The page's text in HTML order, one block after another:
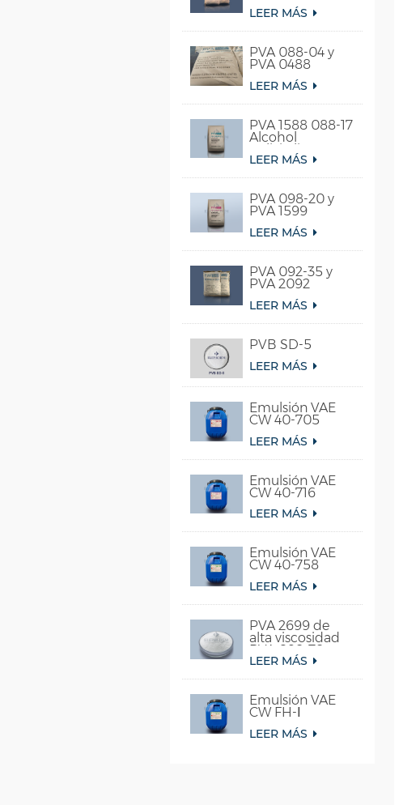
LEER MÁS
PVA 088-04 y
PVA 0488
LEER MÁS
PVA 1588 088-17
Alcohol
polivinílico
soluble en agua
LEER MÁS
PVA 098-20 y
PVA 1599
LEER MÁS
PVA 092-35 y
PVA 2092
LEER MÁS
PVB SD-5
LEER MÁS
Emulsión VAE
CW 40-705
LEER MÁS
Emulsión VAE
CW 40-716
LEER MÁS
Emulsión VAE
CW 40-758
LEER MÁS
PVA 2699 de
alta viscosidad
PVA 098-78
para pegamento
LEER MÁS
Emulsión VAE
CW FH-Ⅰ
LEER MÁS